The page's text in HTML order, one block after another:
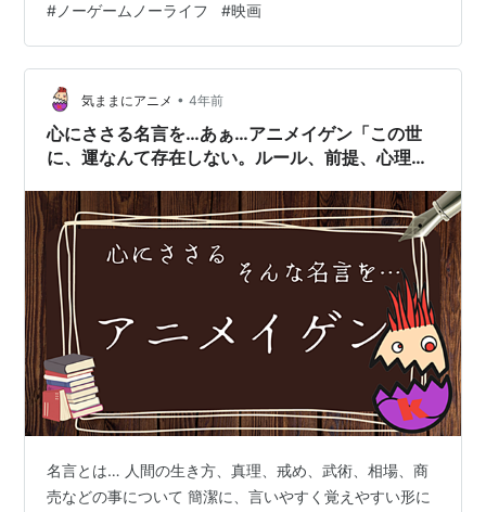
ですが ちょっとこの作品は大きな視点で見過ぎたような
感じで 少し もったいないかな。 何言ってるのかわから
ないところも多々。 え？それは私の理解が悪いから？？
ギャフン←お約束 ★★★★4.0 www.youtube.com
#ノーゲームノーライフ #映画
気ままにアニメ • 4年前
心にささる名言を…あぁ…アニメイゲン「この世
に、運なんて存在しない。ルール、前提、心理状
測できない必然で、ゲームの勝敗は始める前には
終わってるんだ。偶然なんてない。」
名言とは… 人間の生き方、真理、戒め、武術、相場、商
売などの事について 簡潔に、言いやすく覚えやすい形に